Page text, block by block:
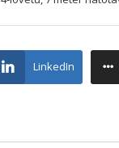
LinkedIn